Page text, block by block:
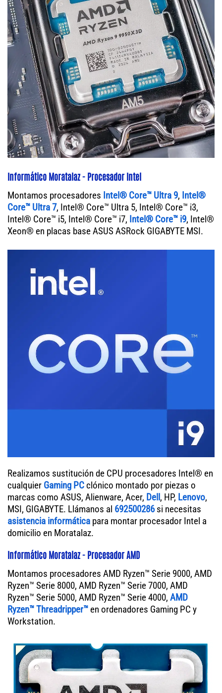
Informático Moratalaz - Procesador Intel
Montamos procesadores Intel® Core™ Ultra 9, Intel®
Core™ Ultra 7, Intel® Core™ Ultra 5, Intel® Core™ i3,
Intel® Core™ i5, Intel® Core™ i7, Intel® Core™ i9, Intel®
Xeon® en placas base ASUS ASRock GIGABYTE MSI.
Realizamos sustitución de CPU procesadores Intel® en
cualquier Gaming PC clónico montado por piezas o
marcas como ASUS, Alienware, Acer, Dell, HP, Lenovo,
MSI, GIGABYTE. Llámanos al 692500286si necesitas
asistencia informática para montar procesador Intel a
domicilio en Moratalaz.
Informático Moratalaz - Procesador AMD
Montamos procesadores AMD Ryzen™ Serie 9000, AMD
Ryzen™ Serie 8000, AMD Ryzen™ Serie 7000, AMD
Ryzen™ Serie 5000, AMD Ryzen™ Serie 4000, AMD
Ryzen™ Threadripper™ en ordenadores Gaming PC y
Workstation.